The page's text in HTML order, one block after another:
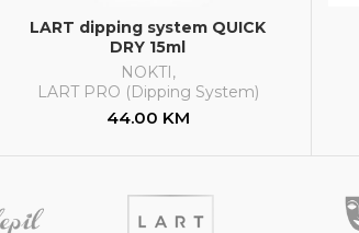
LART dipping system QUICK
DRY 15ml
NOKTI,
LART PRO (Dipping System)
44.00 KM